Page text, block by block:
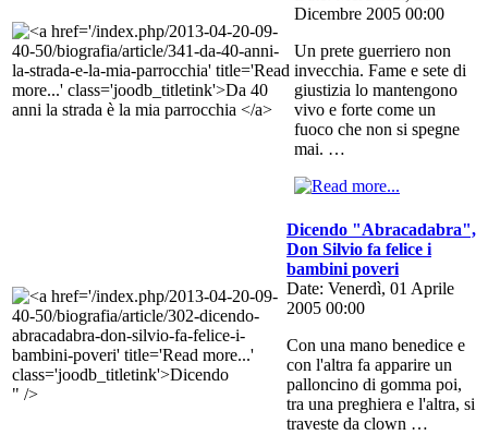
Dicembre 2005 00:00
Un prete guerriero non
invecchia. Fame e sete di
giustizia lo mantengono
vivo e forte come un
fuoco che non si spegne
mai. …
" />
Dicendo "Abracadabra",
Don Silvio fa felice i
bambini poveri
Date: Venerdì, 01 Aprile
2005 00:00
Con una mano benedice e
con l'altra fa apparire un
palloncino di gomma poi,
tra una preghiera e l'altra, si
traveste da clown …